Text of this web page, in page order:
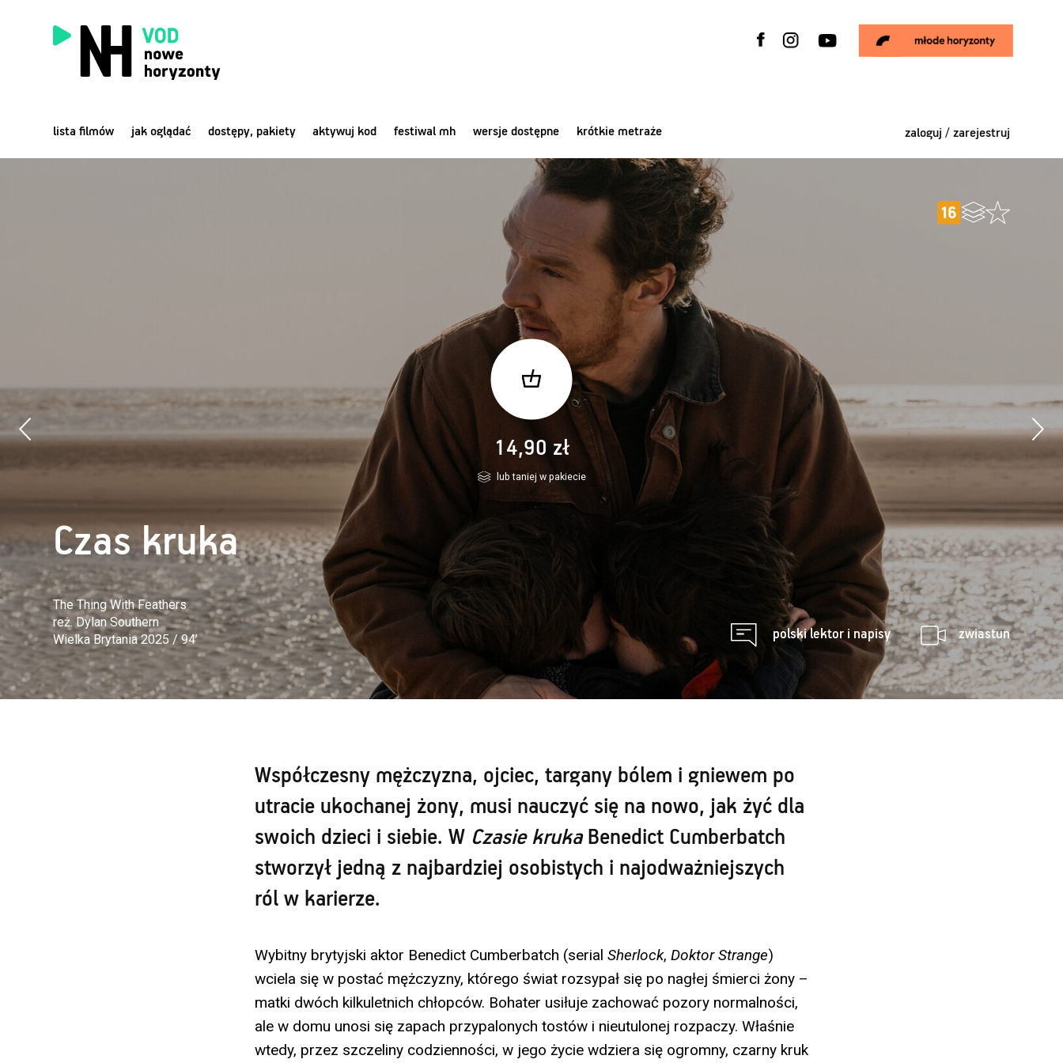
lista filmów jak oglądać dostępy, pakiety aktywuj kod festiwal mh wersje dostępne krótkie metraże zaloguj / zarejestruj
14,90 zł
lub taniej w pakiecie
Czas kruka
The Thing With Feathers
reż. Dylan Southern
Wielka Brytania 2025 / 94’
polski lektor i napisy zwiastun
Współczesny mężczyzna, ojciec, targany bólem i gniewem po
utracie ukochanej żony, musi nauczyć się na nowo, jak żyć dla
swoich dzieci i siebie. W Czasie krukaBenedict Cumberbatch
stworzył jedną z najbardziej osobistych i najodważniejszych
ról w karierze.
Wybitny brytyjski aktor Benedict Cumberbatch (serial Sherlock, Doktor Strange)
wciela się w postać mężczyzny, którego świat rozsypał się po nagłej śmierci żony –
matki dwóch kilkuletnich chłopców. Bohater usiłuje zachować pozory normalności,
ale w domu unosi się zapach przypalonych tostów i nieutulonej rozpaczy. Właśnie
wtedy, przez szczeliny codzienności, w jego życie wdziera się ogromny, czarny kruk